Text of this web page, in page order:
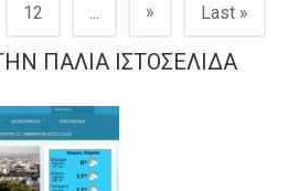
12 ... » Last »
ΠΑΛΙΆ ΙΣΤΟΣΕΛΊΔΑ